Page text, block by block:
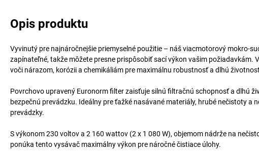
Opis produktu
Vyvinutý pre najnáročnejšie priemyselné použitie – náš viacmotorový mokro-
zapínateľné, takže môžete presne prispôsobiť sací výkon vašim
voči nárazom, korózii a chemikáliám pre maximálnu robustnosť a dlhú
Povrchovo upravený Euronorm filter zaisťuje silnú filtračnú schopnosť a dlhú
bezpečnú prevádzku. Ideálny pre ťažké nasávané materiály, hrubé nečistoty a
prevádzky.
S výkonom 230 voltov a 2 160 wattov (2 x 1 080 W), objemom nádrže na
ponúka tento vysávač maximálny výkon pre náročné čistiace úlohy.